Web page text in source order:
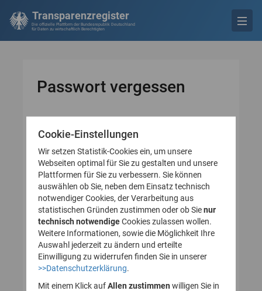
Transparenzregister
Die offizielle Plattform der Bundesrepublik Deutschland
für Daten zu wirtschaftlich Berechtigten
Passwort vergessen
Bitte geben Sie Ihre E-
Mail-Adresse an
E-Mail-Adresse*
Cookie-Einstellungen
Wir setzen Statistik-Cookies ein, um unsere
Webseiten optimal für Sie zu gestalten und unsere
Plattformen für Sie zu verbessern. Sie können
auswählen ob Sie, neben dem Einsatz technisch
notwendiger Cookies, der Verarbeitung aus
statistischen Gründen zustimmen oder ob Sienur
technisch notwendigeCookies zulassen wollen.
Weitere Informationen, sowie die Möglichkeit Ihre
Auswahl jederzeit zu ändern und erteilte
Einwilligung zu widerrufen finden Sie in unserer
>>Datenschutzerklärung.
Mit einem Klick aufAllen zustimmen willigen Sie in